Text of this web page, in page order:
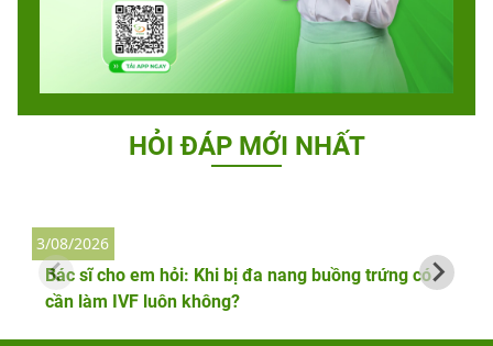
HỎI ĐÁP MỚI NHẤT
Bác sĩ cho em hỏi: Khi bị đa nang buồng trứng có
cần làm IVF luôn không?
3/08/2026